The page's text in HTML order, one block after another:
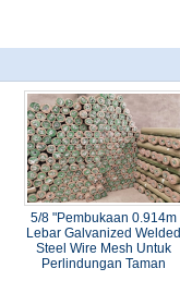
5/8 "Pembukaan 0.914m
Lebar Galvanized Welded
Steel Wire Mesh Untuk
Perlindungan Taman